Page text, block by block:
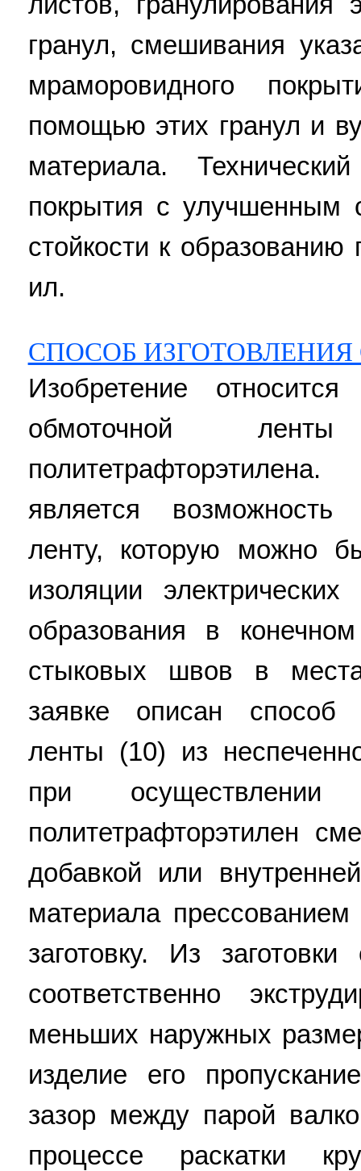
гранул, смешивания
мраморовидного
помощью этих гранул и
материала.
покрытия с улучшенным
стойкости к
ил.
СПОСОБ
Изобретение
обмоточной
является возможность
ленту, которую можно
изоляции
образования в
стыковых швов в
заявке описан способ
ленты (10) из
при осуществлении
политетрафторэтилен
добавкой или
материала
заготовку. Из
соответственно
меньших наружных
изделие его
зазор между парой
процессе раскатки